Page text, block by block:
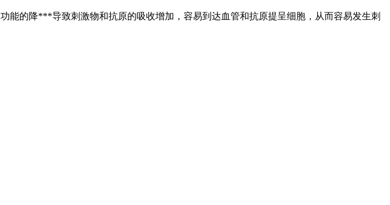
的降***导致刺激物和抗原的吸收增加，容易到达血管和抗原提呈细胞，从而容易发生刺